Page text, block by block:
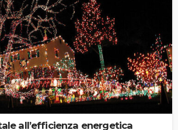
all’efficienza energetica